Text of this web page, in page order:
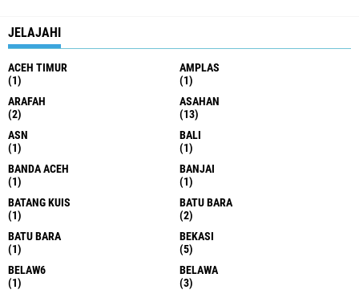
JELAJAHI
ACEH TIMUR
(1)
AMPLAS
(1)
ARAFAH
(2)
ASAHAN
(13)
ASN
(1)
BALI
(1)
BANDA ACEH
(1)
BANJAI
(1)
BATANG KUIS
(1)
BATU BARA
(2)
BATU BARA
(1)
BEKASI
(5)
BELAW6
(1)
BELAWA
(3)